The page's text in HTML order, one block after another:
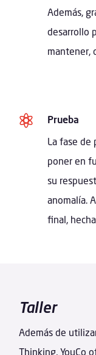
Además,
desarrollo
mantener,

Prueba
La fase de
poner en
su
anomalía.
final,
Taller
Además de
Thinking, YouCo